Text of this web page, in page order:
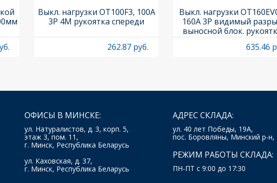
Выкл. нагрузки OT100F3, 100A
3P 4M рукоятка спереди
262.87 руб.
Выкл. нагрузки
160A 3P видимый
выносной блок.
OHB65J6 и осью
635.46
ОФИСЫ В МИНСКЕ:
ул. Натуралистов, д. 3, корп. 5,
этаж 3, пом. 11,
г. Минск, Республика Беларусь
ул. Каховская, д. 37,
г. Минск, Республика Беларусь
АДРЕС СКЛАДА:
ул. 40 лет Победы, 19А,
пос. Боровляны, Минский р-н,
РЕЖИМ РАБОТЫ СКЛАДА:
ПН-ПТ с 9:00 до 17:30